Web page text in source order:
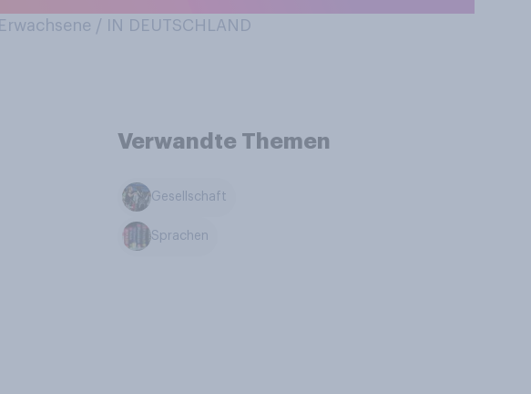
Erwachsene / IN DEUTSCHLAND
Verwandte Themen
Gesellschaft
Sprachen